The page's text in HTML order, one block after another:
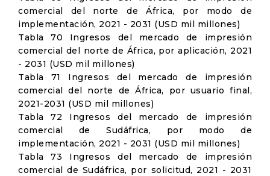
comercial del norte de África, por modo de
implementación, 2021 - 2031 (USD mil millones)
Tabla 70 Ingresos del mercado de impresión
comercial del norte de África, por aplicación, 2021
- 2031 (USD mil millones)
Tabla 71 Ingresos del mercado de impresión
comercial del norte de África, por usuario final,
2021-2031 (USD mil millones)
Tabla 72 Ingresos del mercado de impresión
comercial de Sudáfrica, por modo de
implementación, 2021 - 2031 (USD mil millones)
Tabla 73 Ingresos del mercado de impresión
comercial de Sudáfrica, por solicitud, 2021 - 2031